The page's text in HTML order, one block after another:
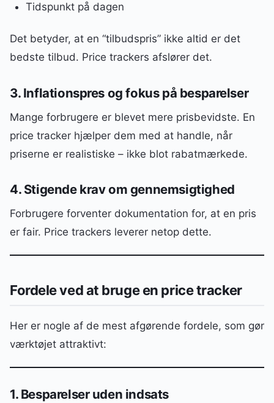
Tidspunkt på dagen
Det betyder, at en “tilbudspris” ikke altid er det
bedste tilbud. Price trackers afslører det.
3. Inflationspres og fokus på besparelser
Mange forbrugere er blevet mere prisbevidste. En
price tracker hjælper dem med at handle, når
priserne er realistiske – ikke blot rabatmærkede.
4. Stigende krav om gennemsigtighed
Forbrugere forventer dokumentation for, at en pris
er fair. Price trackers leverer netop dette.
Fordele ved at bruge en price tracker
Her er nogle af de mest afgørende fordele, som gør
værktøjet attraktivt:
1. Besparelser uden indsats